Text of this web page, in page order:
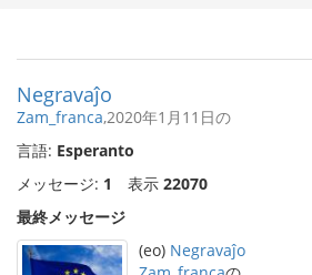
Negravaĵo
Zam_franca,2020年1月11日の
言語: Esperanto
メッセージ: 1 表示 22070
最終メッセージ
(eo) Negravaĵo